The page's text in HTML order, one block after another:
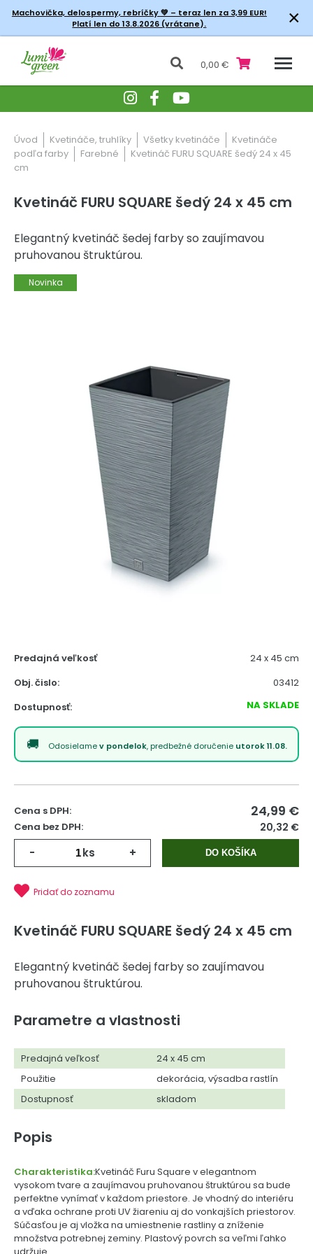
Machovička, delospermy, rebríčky💚 – teraz len za 3,99 EUR!
Platí len do 13.8.2026 (vrátane).
×
0,00 €
Úvod Kvetináče, truhlíky Všetky kvetináče
Kvetináče
podľa farby
Farebné
Kvetináč FURU SQUARE šedý 24 x 45
cm
Kvetináč FURU SQUARE šedý 24 x 45 cm
Elegantný kvetináč šedej farby so zaujímavou
pruhovanou štruktúrou.
Novinka
Predajná veľkosť
24 x 45 cm
Obj. čislo:
03412
Dostupnosť:
NA SKLADE
Odosielamev pondelok, predbežné doručenie utorok 11.08.
Cena s DPH: 24,99 €
Cena bez DPH: 20,32 €
- ks + DO KOŠÍKA
Pridať do zoznamu
Kvetináč FURU SQUARE šedý 24 x 45 cm
Elegantný kvetináč šedej farby so zaujímavou
pruhovanou štruktúrou.
Parametre a vlastnosti
Predajná veľkosť
24 x 45 cm
Použitie
dekorácia, výsadba rastlín
Dostupnosť
skladom
Popis
Charakteristika:Kvetináč Furu Square v elegantnom
vysokom tvare a zaujímavou pruhovanou štruktúrou sa bude
perfektne vynímať v každom priestore. Je vhodný do interiéru
a vďaka ochrane proti UV žiareniu aj do vonkajších priestorov.
Súčasťou je aj vložka na umiestnenie rastliny a zníženie
množstva potrebnej zeminy. Plastový povrch sa veľmi ľahko